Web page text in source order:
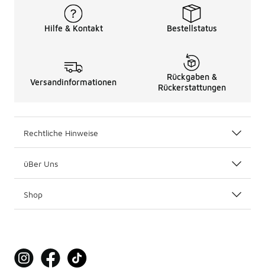
Hilfe & Kontakt Bestellstatus
Versandinformationen
Rückgaben &
Rückerstattungen
Rechtliche Hinweise
üBer Uns
Shop